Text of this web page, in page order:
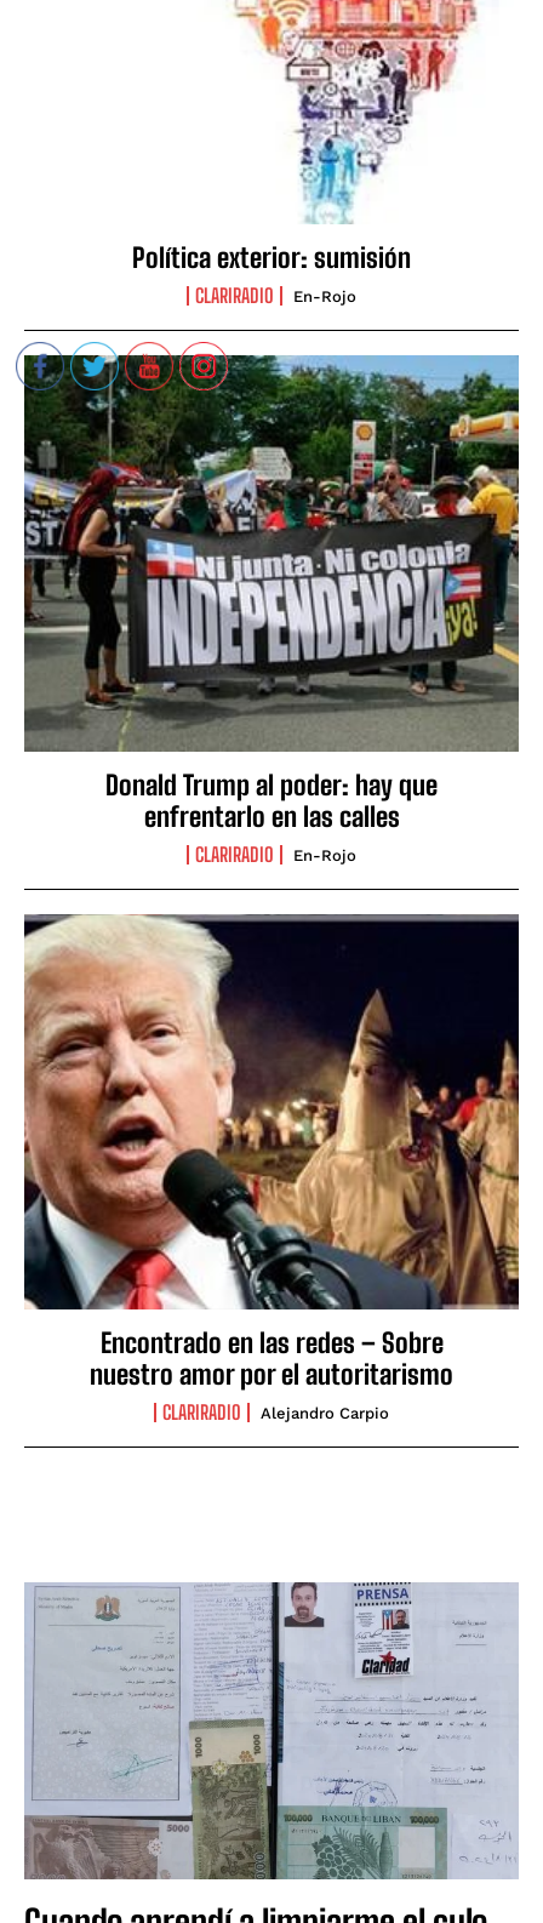
Política exterior: sumisión
CLARIRADIO En-Rojo
Donald Trump al poder: hay que
enfrentarlo en las calles
CLARIRADIO En-Rojo
Encontrado en las redes – Sobre
nuestro amor por el autoritarismo
CLARIRADIO Alejandro Carpio